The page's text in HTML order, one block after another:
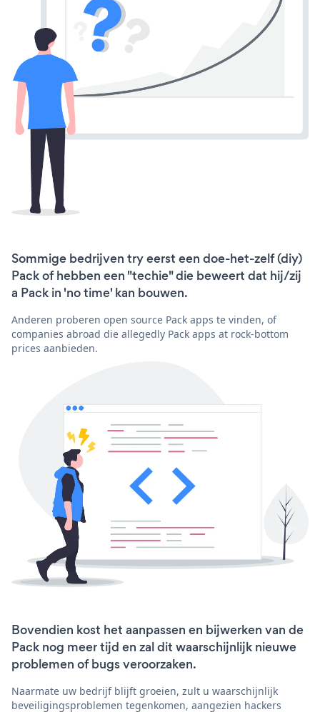
Sommige bedrijven try eerst een doe-het-zelf (diy)
Pack of hebben een "techie" die beweert dat hij/zij
a Pack in 'no time' kan bouwen.
Anderen proberen open source Pack apps te vinden, of
companies abroad die allegedly Pack apps at rock-bottom
prices aanbieden.
Bovendien kost het aanpassen en bijwerken van de
Pack nog meer tijd en zal dit waarschijnlijk nieuwe
problemen of bugs veroorzaken.
Naarmate uw bedrijf blijft groeien, zult u waarschijnlijk
beveiligingsproblemen tegenkomen, aangezien hackers